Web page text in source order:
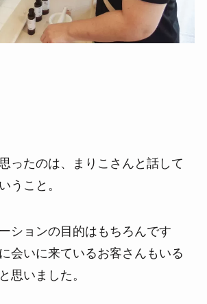
ったのは、まりこさんと話して
うこと。
ションの目的はもちろんです
会いに来ているお客さんもいる
思いました。